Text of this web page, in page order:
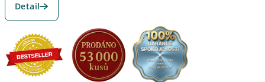
produktu
je
5
hvězdiček.
Detail